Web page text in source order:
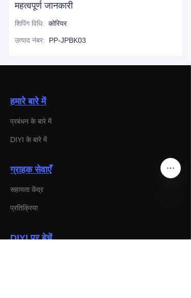
महत्वपूर्ण जानकारी
शिपिंग विधि: कोरियर
उत्पाद नंबर: PP-JPBK03
हमारे बारे में
प्रबंधन के बारे में
DIYI के बारे में
ग्राहक सेवाएँ
सहायता केंद्र
प्रतिक्रिया
DIYI पर बेचें